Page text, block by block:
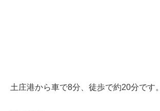
土庄港から車で8分、徒歩で約20分です。